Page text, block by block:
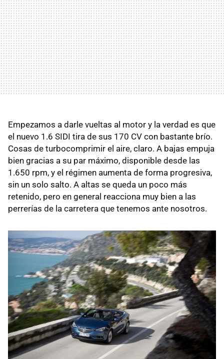
Empezamos a darle vueltas al motor y la verdad es que
el nuevo 1.6 SIDI tira de sus 170 CV con bastante brío.
Cosas de turbocomprimir el aire, claro. A bajas empuja
bien gracias a su par máximo, disponible desde las
1.650 rpm, y el régimen aumenta de forma progresiva,
sin un solo salto. A altas se queda un poco más
retenido, pero en general reacciona muy bien a las
perrerías de la carretera que tenemos ante nosotros.